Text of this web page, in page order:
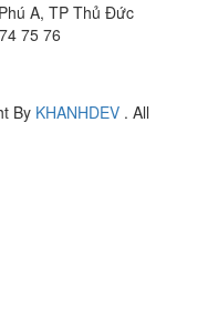
A, TP Thủ Đức
75 76
By KHANHDEV . All